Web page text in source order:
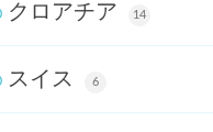
クロアチア 14
スイス 6